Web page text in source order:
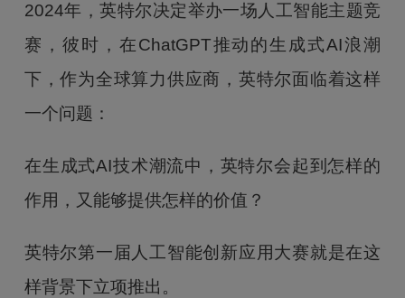
2024年，英特尔决定举办一场人工智能主题竞
赛，彼时，在ChatGPT推动的生成式AI浪潮
下，作为全球算力供应商，英特尔面临着这样
一个问题：
在生成式AI技术潮流中，英特尔会起到怎样的
作用，又能够提供怎样的价值？
英特尔第一届人工智能创新应用大赛就是在这
样背景下立项推出。